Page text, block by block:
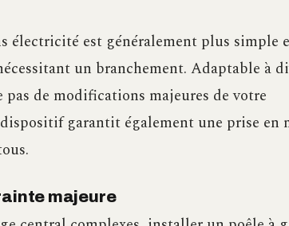
électricité est généralement plus simple
un branchement. Adaptable à
de modifications majeures de votre
garantit également une prise en
majeure